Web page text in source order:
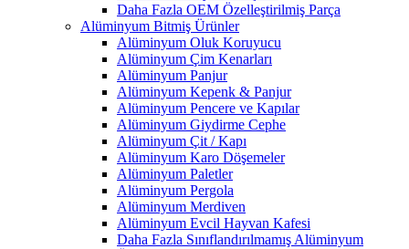
Daha Fazla OEM Özelleştirilmiş Parça
Alüminyum Bitmiş Ürünler
Alüminyum Oluk Koruyucu
Alüminyum Çim Kenarları
Alüminyum Panjur
Alüminyum Kepenk & Panjur
Alüminyum Pencere ve Kapılar
Alüminyum Giydirme Cephe
Alüminyum Çit / Kapı
Alüminyum Karo Döşemeler
Alüminyum Paletler
Alüminyum Pergola
Alüminyum Merdiven
Alüminyum Evcil Hayvan Kafesi
Daha Fazla Sınıflandırılmamış Alüminyum